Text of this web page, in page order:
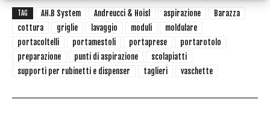
TAG AH.B System Andreucci & Hoisl aspirazione
Barazza
cottura
griglie lavaggio moduli
moldulare
portacoltelli
portamestoli portaprese
portarotolo
preparazione
punti di aspirazione
scolapiatti
supporti per rubinetti e dispenser
taglieri vaschette